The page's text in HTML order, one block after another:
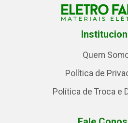
Quem
Política de
Política de Troca e